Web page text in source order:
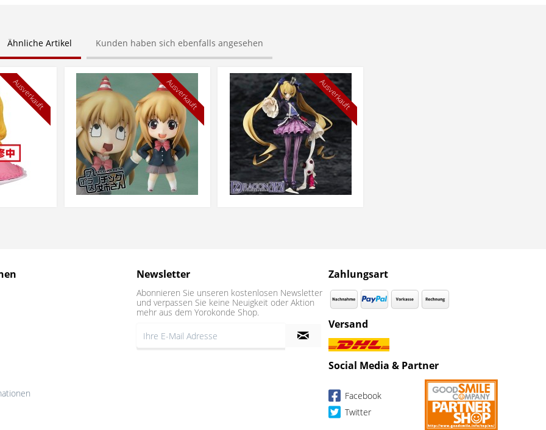
Ähnliche Artikel Kunden haben sich ebenfalls angesehen
Ausverkauft Ausverkauft Ausverkauft
Newsletter
Abonnieren Sie unseren kostenlosen Newsletter
und verpassen Sie keine Neuigkeit oder Aktion
mehr aus dem Yorokonde Shop.
Zahlungsart
Versand
Social Media & Partner
Facebook
Twitter